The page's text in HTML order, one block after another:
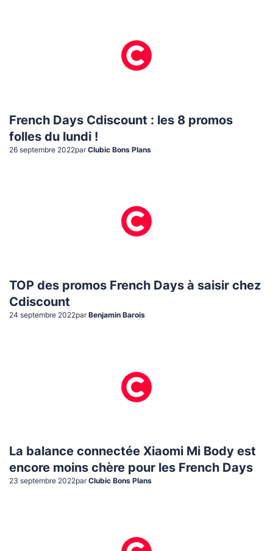
French Days Cdiscount : les 8 promos
folles du lundi !
26 septembre 2022par Clubic Bons Plans
TOP des promos French Days à saisir chez
Cdiscount
24 septembre 2022par Benjamin Barois
La balance connectée Xiaomi Mi Body est
encore moins chère pour les French Days
23 septembre 2022par Clubic Bons Plans